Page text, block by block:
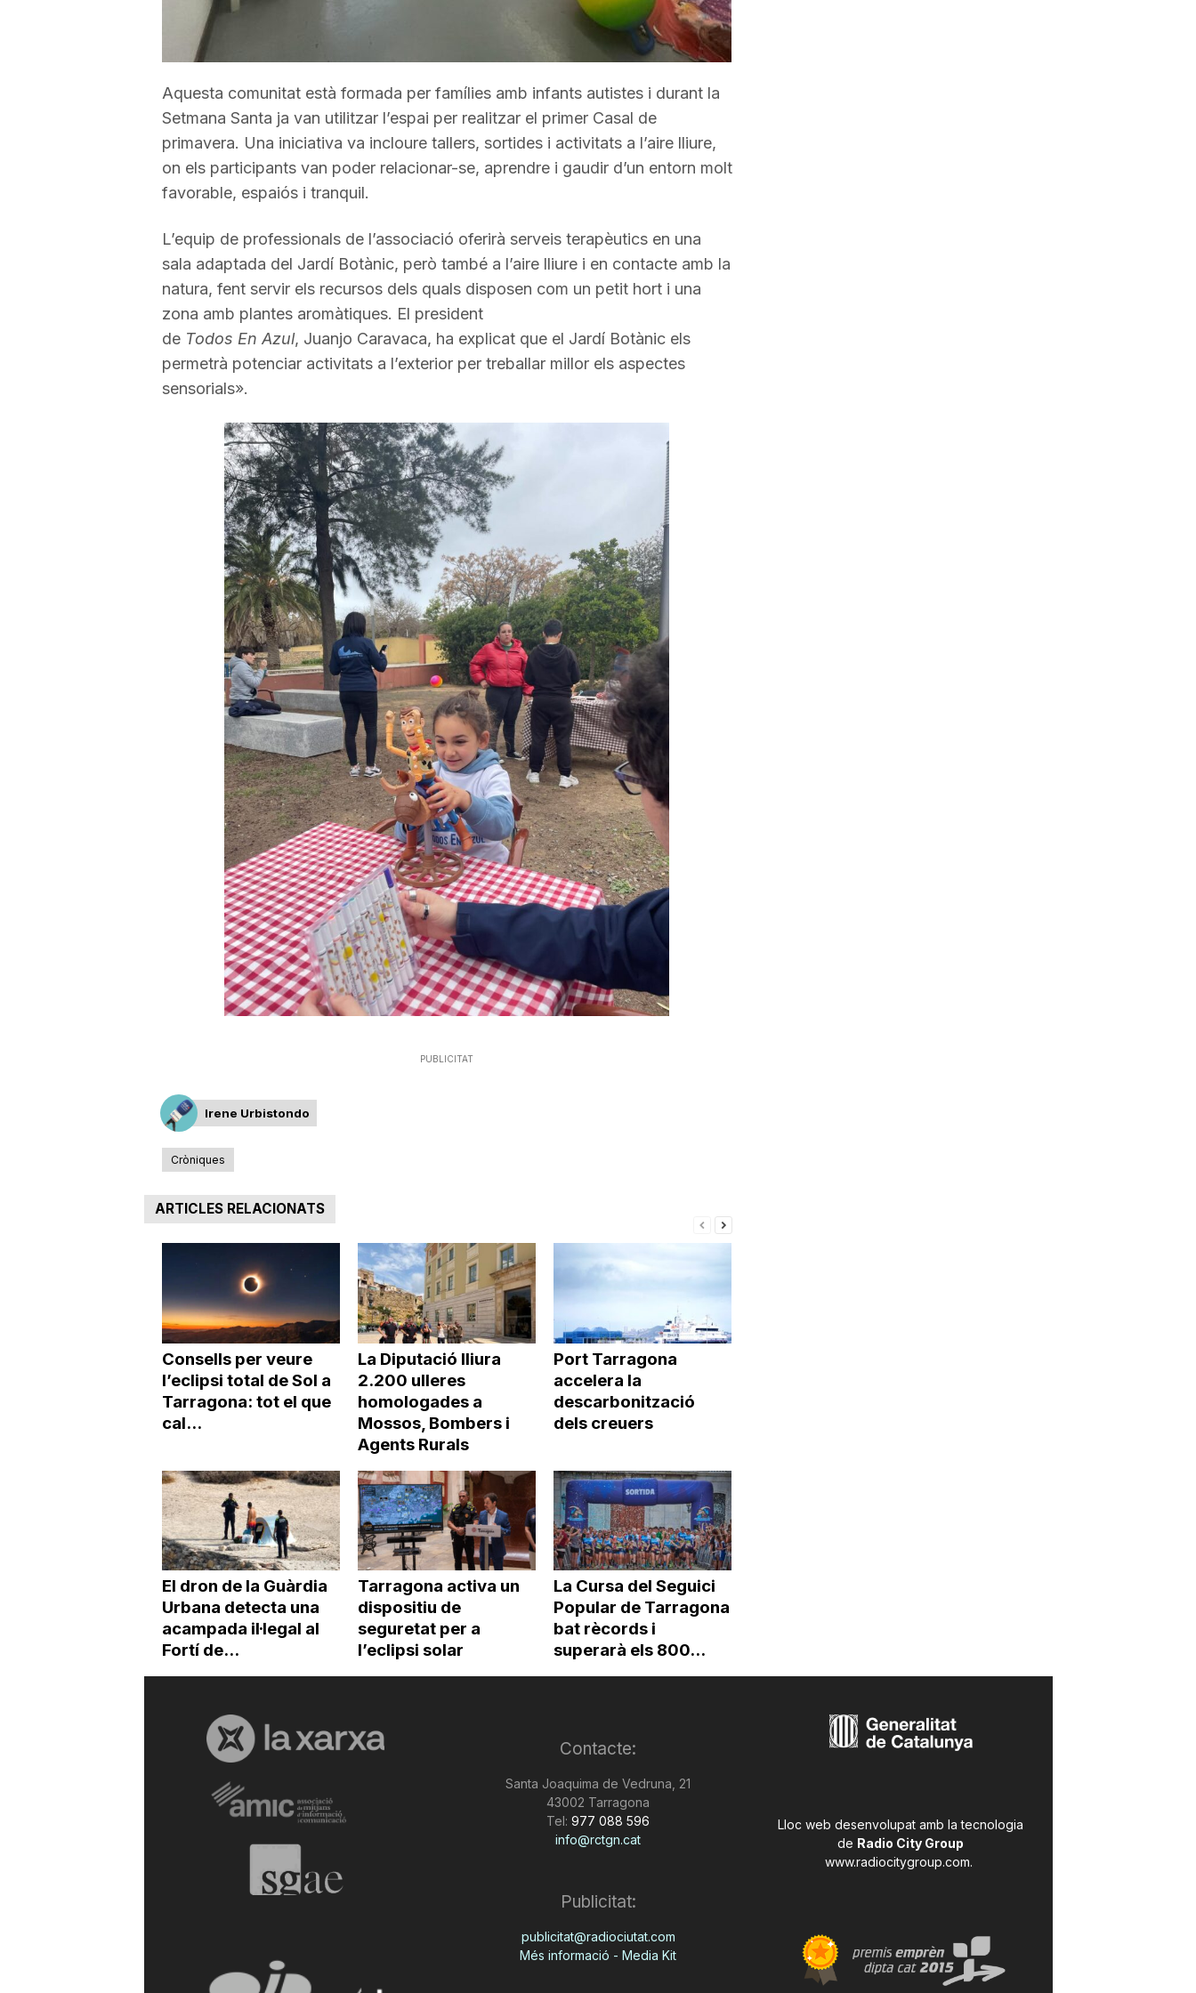
Aquesta comunitat està formada per famílies amb infants autistes i durant la
Setmana Santa ja van utilitzar l’espai per realitzar el primer Casal de
primavera. Una iniciativa va incloure tallers, sortides i activitats a l’aire lliure,
on els participants van poder relacionar-se, aprendre i gaudir d’un entorn molt
favorable, espaiós i tranquil.
L’equip de professionals de l’associació oferirà serveis terapèutics en una
sala adaptada del Jardí Botànic, però també a l’aire lliure i en contacte amb la
natura, fent servir els recursos dels quals disposen com un petit hort i una
zona amb plantes aromàtiques. El president
deTodos En Azul, Juanjo Caravaca, ha explicat que el Jardí Botànic els
permetrà potenciar activitats a l’exterior per treballar millor els aspectes
sensorials».
PUBLICITAT
Irene Urbistondo
Cròniques
ARTICLES RELACIONATS
Consells per veure
l’eclipsi total de Sol a
Tarragona: tot el que
cal...
La Diputació lliura
2.200 ulleres
homologades a
Mossos, Bombers i
Agents Rurals
Port Tarragona
accelera la
descarbonització
dels creuers
El dron de la Guàrdia
Urbana detecta una
acampada il·legal al
Fortí de...
Tarragona activa un
dispositiu de
seguretat per a
l’eclipsi solar
La Cursa del Seguici
Popular de Tarragona
bat rècords i
superarà els 800...
Contacte:
Santa Joaquima de Vedruna, 21
43002 Tarragona
Tel: 977 088 596
info@rctgn.cat
Publicitat:
publicitat@radiociutat.com
Més informació - Media Kit
Lloc web desenvolupat amb la tecnologia
de Radio City Group
www.radiocitygroup.com.